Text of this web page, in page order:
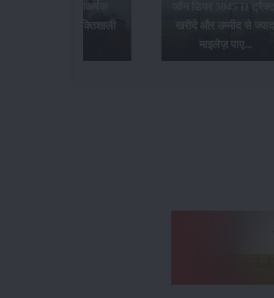
जॉन डियर 5045 D ट्रैक्टर
खरीदे और उम्मीद से ज्यादा
भारत की सबसे बेहतरीन
ट्रैक्टर कंपनियां...